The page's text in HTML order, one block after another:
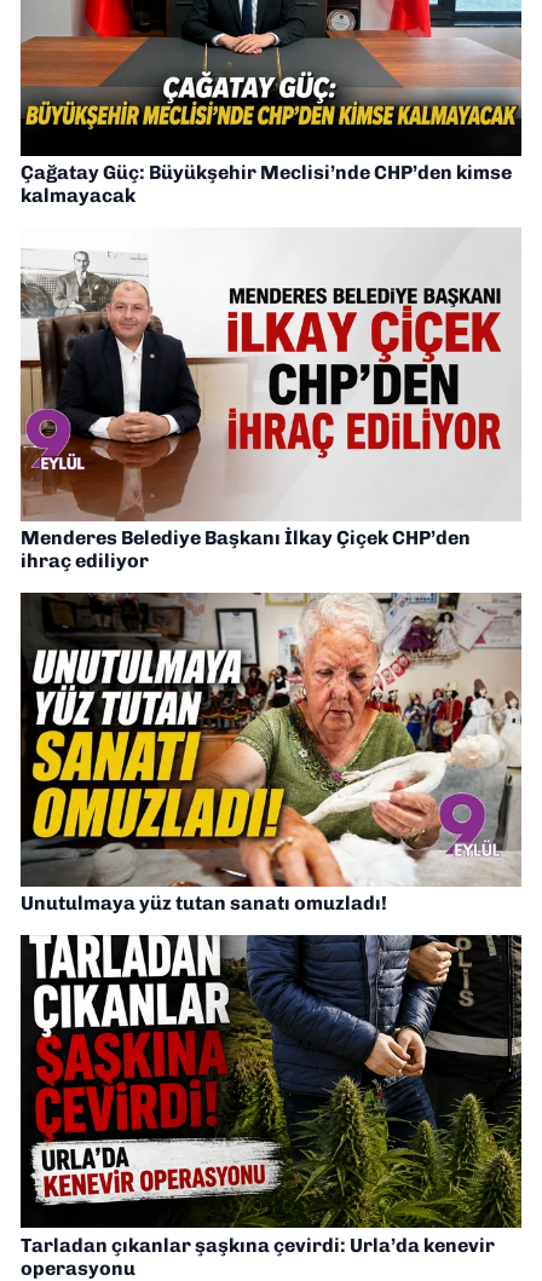
Çağatay Güç: Büyükşehir Meclisi’nde CHP’den kimse
kalmayacak
Menderes Belediye Başkanı İlkay Çiçek CHP’den
ihraç ediliyor
Unutulmaya yüz tutan sanatı omuzladı!
Tarladan çıkanlar şaşkına çevirdi: Urla’da kenevir
operasyonu